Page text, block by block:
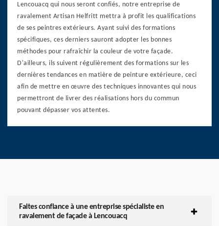
Lencouacq qui nous seront confiés, notre entreprise de
ravalement Artisan Helfritt mettra à profit les qualifications
de ses peintres extérieurs. Ayant suivi des formations
spécifiques, ces derniers sauront adopter les bonnes
méthodes pour rafraîchir la couleur de votre façade.
D'ailleurs, ils suivent régulièrement des formations sur les
dernières tendances en matière de peinture extérieure, ceci
afin de mettre en œuvre des techniques innovantes qui nous
permettront de livrer des réalisations hors du commun
pouvant dépasser vos attentes.
Faites confiance à une entreprise spécialiste en
ravalement de façade à Lencouacq